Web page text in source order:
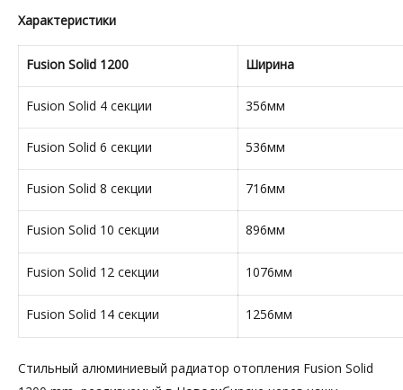
Характеристики
Fusion Solid 1200 Ширина
Fusion Solid 4 секции 356мм
Fusion Solid 6 секции 536мм
Fusion Solid 8 секции 716мм
Fusion Solid 10 секции 896мм
Fusion Solid 12 секции 1076мм
Fusion Solid 14 секции 1256мм
Стильный алюминиевый радиатор отопления Fusion Solid